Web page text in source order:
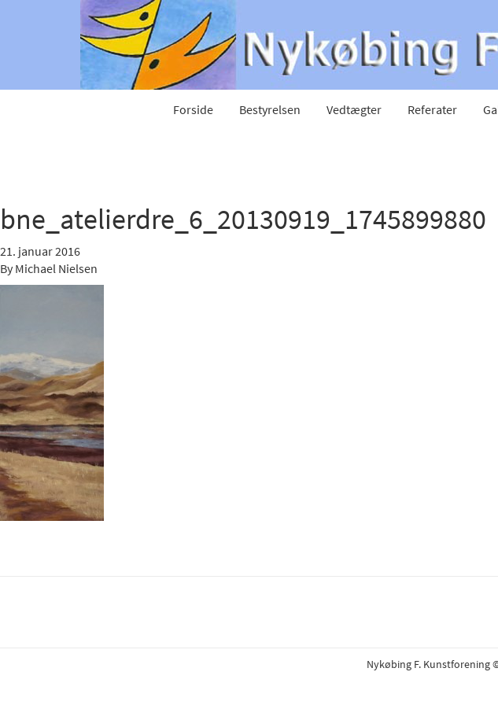
Forside Bestyrelsen Vedtægter Referater
bne_atelierdre_6_20130919_1745899880
21. januar 2016
By Michael Nielsen
Nykøbing F.